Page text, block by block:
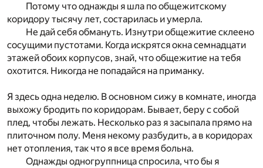
Потому что однажды я шла по общежитскому
коридору тысячу лет, состарилась и умерла.
Не дай себя обмануть. Изнутри общежитие склеено
сосущими пустотами. Когда искрятся окна семнадцати
этажей обоих корпусов, знай, что общежитие на тебя
охотится. Никогда не попадайся на приманку.
Я здесь одна неделю. В основном сижу в комнате, иногда
выхожу бродить по коридорам. Бывает, беру с собой
плед, чтобы лежать. Несколько раз я засыпала прямо на
плиточном полу. Меня некому разбудить, а в коридорах
нет отопления, так что я все время больна.
Однажды одногруппница спросила, что бы я